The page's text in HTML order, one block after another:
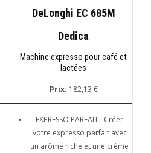
DeLonghi EC 685M
Dedica
Machine expresso pour café et
lactées
Prix: 182,13 €
EXPRESSO PARFAIT : Créer
votre expresso parfait avec
un arôme riche et une crème